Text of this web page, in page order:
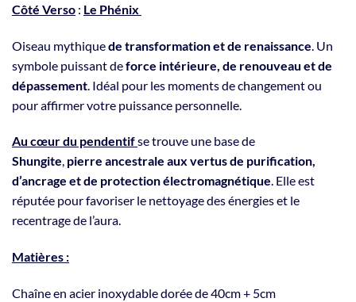
Côté Verso : Le Phénix
Oiseau mythiquede transformation et de renaissance . Un
symbole puissant deforce intérieure, de renouveau et de
dépassement . Idéal pour les moments de changement ou
pour affirmer votre puissance personnelle.
Au cœur du pendentifse trouve une base de
Shungite, pierre ancestrale aux vertus de purification,
d’ancrage et de protection électromagnétique. Elle est
réputée pour favoriser le nettoyage des énergies et le
recentrage de l’aura.
Matières :
Chaîne en acier inoxydable dorée de 40cm + 5cm